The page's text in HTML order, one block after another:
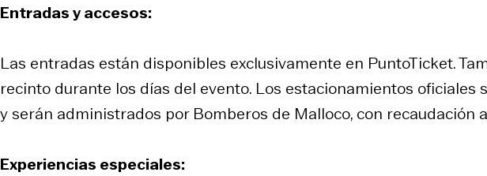
Entradas y accesos:
Las entradas están disponibles exclusivamente en PuntoTicket.
recinto durante los días del evento. Los estacionamientos
y serán administrados por Bomberos de Malloco, con recaudación
Experiencias especiales: